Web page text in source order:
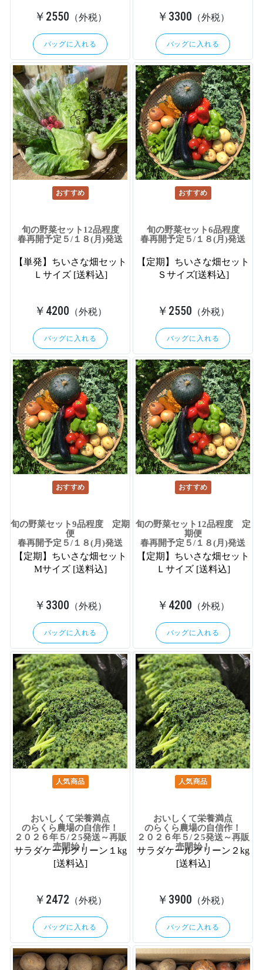
￥2550 （外税）
バッグに入れる
￥3300 （外税）
バッグに入れる
おすすめ
旬の野菜セット12品程度
春再開予定５/１８(月)発送
【単発】ちいさな畑セット
Ｌサイズ [送料込]
￥4200 （外税）
バッグに入れる
おすすめ
旬の野菜セット6品程度
春再開予定５/１８(月)発送
【定期】ちいさな畑セット
Ｓサイズ[送料込]
￥2550 （外税）
バッグに入れる
おすすめ
旬の野菜セット9品程度 定期
便
春再開予定５/１８(月)発送
【定期】ちいさな畑セット
Mサイズ [送料込]
￥3300 （外税）
バッグに入れる
おすすめ
旬の野菜セット12品程度 定
期便
春再開予定５/１８(月)発送
【定期】ちいさな畑セット
Ｌサイズ [送料込]
￥4200 （外税）
バッグに入れる
人気商品
おいしくて栄養満点
のらくら農場の自信作！
２０２６年５/２5発送～再販
売開始！
サラダケールグリーン１kg
[送料込]
￥2472 （外税）
バッグに入れる
人気商品
おいしくて栄養満点
のらくら農場の自信作！
２０２６年５/２5発送～再販
売開始！
サラダケールグリーン２kg
[送料込]
￥3900 （外税）
バッグに入れる